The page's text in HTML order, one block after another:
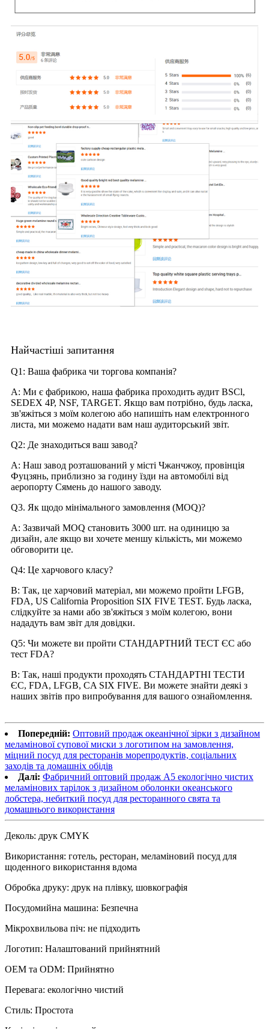
Найчастіші запитання
Q1: Ваша фабрика чи торгова компанія?
A: Ми є фабрикою, наша фабрика проходить аудит BSCl,
SEDEX 4P, NSF, TARGET. Якщо вам потрібно, будь ласка,
зв'яжіться з моїм колегою або напишіть нам електронного
листа, ми можемо надати вам наш аудиторський звіт.
Q2: Де знаходиться ваш завод?
A: Наш завод розташований у місті Чжанчжоу, провінція
Фуцзянь, приблизно за годину їзди на автомобілі від
аеропорту Сямень до нашого заводу.
Q3. Як щодо мінімального замовлення (MOQ)?
A: Зазвичай MOQ становить 3000 шт. на одиницю за
дизайн, але якщо ви хочете меншу кількість, ми можемо
обговорити це.
Q4: Це харчового класу?
В: Так, це харчовий матеріал, ми можемо пройти LFGB,
FDA, US California Proposition SIX FIVE TEST. Будь ласка,
слідкуйте за нами або зв'яжіться з моїм колегою, вони
нададуть вам звіт для довідки.
Q5: Чи можете ви пройти СТАНДАРТНИЙ ТЕСТ ЄС або
тест FDA?
В: Так, наші продукти проходять СТАНДАРТНІ ТЕСТИ
ЄС, FDA, LFGB, CA SIX FIVE. Ви можете знайти деякі з
наших звітів про випробування для вашого ознайомлення.
Попередній: Оптовий продаж океанічної зірки з дизайном
меламінової супової миски з логотипом на замовлення,
міцний посуд для ресторанів морепродуктів, соціальних
заходів та домашніх обідів
Далі: Фабричний оптовий продаж A5 екологічно чистих
меламінових тарілок з дизайном оболонки океанського
лобстера, небиткий посуд для ресторанного свята та
домашнього використання
Деколь: друк CMYK
Використання: готель, ресторан, меламіновий посуд для
щоденного використання вдома
Обробка друку: друк на плівку, шовкографія
Посудомийна машина: Безпечна
Мікрохвильова піч: не підходить
Логотип: Налаштований прийнятний
OEM та ODM: Прийнятно
Перевага: екологічно чистий
Стиль: Простота